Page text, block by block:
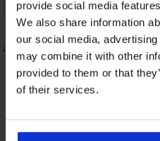
provide social media
We also share information
our social media,
may combine it with other
provided to them or that
of their services.
Отстъпка -21%
Нощница за
Plisa
32,79 €(64,13 лв.)41,41 €